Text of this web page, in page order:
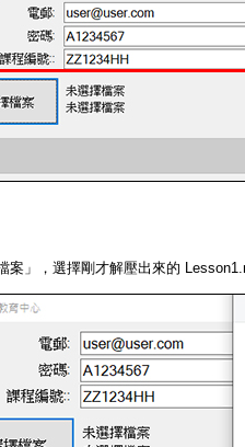
案」，選擇剛才解壓出來的